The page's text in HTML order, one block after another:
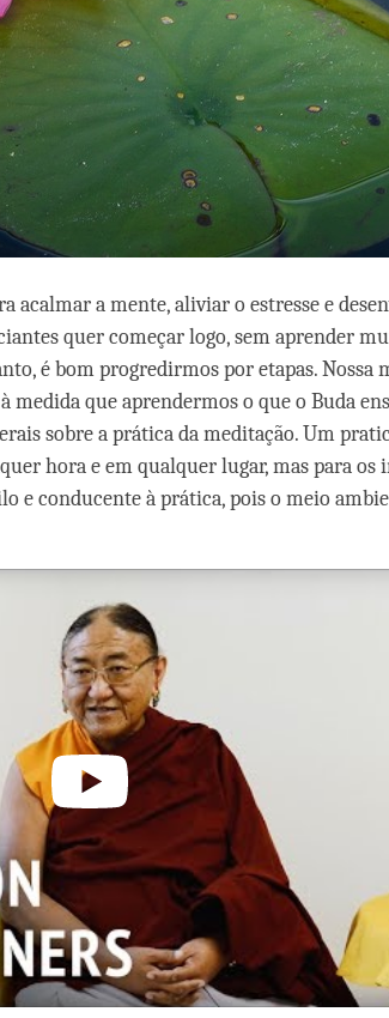
acalmar a mente, aliviar o estresse e
quer começar logo, sem aprender
é bom progredirmos por etapas. Nossa
medida que aprendermos o que o Buda
sobre a prática da meditação. Um
hora e em qualquer lugar, mas para os
e conducente à prática, pois o meio